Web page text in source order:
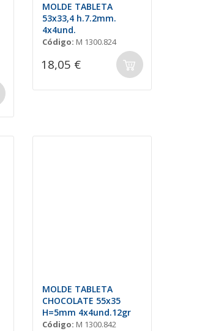
MOLDE TABLETA
53x33,4 h.7.2mm.
4x4und.
Código: M 1300.824
18,05 €
MOLDE TABLETA
CHOCOLATE 55x35
H=5mm 4x4und.12gr
Código: M 1300.842